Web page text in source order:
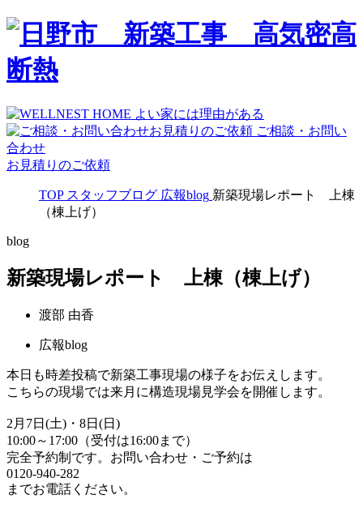
ご相談・お問い
合わせ
お見積りのご依頼
TOP スタッフブログ 広報blog 新築現場レポート 上棟
（棟上げ）
blog
新築現場レポート 上棟（棟上げ）
渡部 由香
広報blog
本日も時差投稿で新築工事現場の様子をお伝えします。
こちらの現場では来月に構造現場見学会を開催します。
2月7日(土)・8日(日)
10:00～17:00（受付は16:00まで）
完全予約制です。お問い合わせ・ご予約は
0120-940-282
までお電話ください。